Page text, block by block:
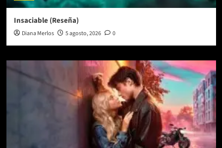
Insaciable (Reseña)
Diana Merlos 5 agosto, 2026 0